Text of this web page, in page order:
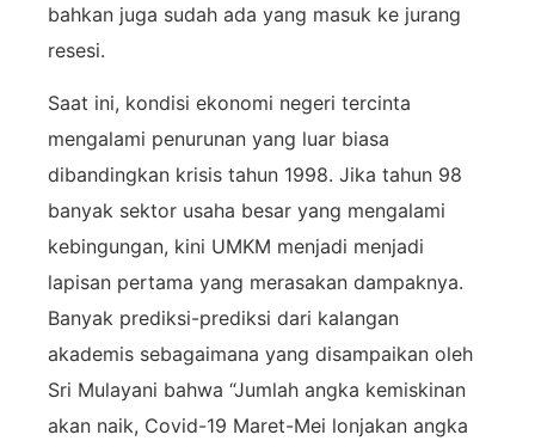
bahkan juga sudah ada yang masuk ke jurang
resesi.
Saat ini, kondisi ekonomi negeri tercinta
mengalami penurunan yang luar biasa
dibandingkan krisis tahun 1998. Jika tahun 98
banyak sektor usaha besar yang mengalami
kebingungan, kini UMKM menjadi menjadi
lapisan pertama yang merasakan dampaknya.
Banyak prediksi-prediksi dari kalangan
akademis sebagaimana yang disampaikan oleh
Sri Mulayani bahwa “Jumlah angka kemiskinan
akan naik, Covid-19 Maret-Mei lonjakan angka